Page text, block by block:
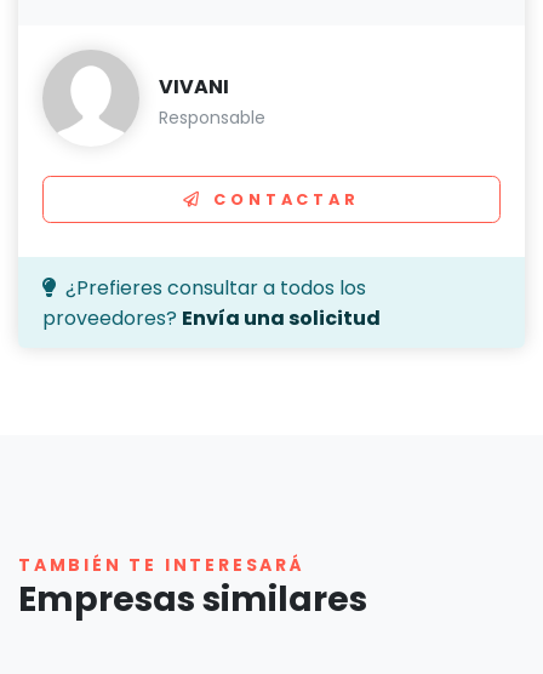
VIVANI
Responsable
CONTACTAR
¿Prefieres consultar a todos los
proveedores? Envía una solicitud
TAMBIÉN TE INTERESARÁ
Empresas similares